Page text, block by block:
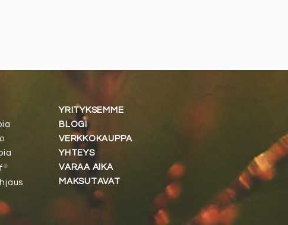
®
YRITYKSEMME
BLOGI
VERKKOKAUPPA
YHTEYS
VARAA AIKA
MAKSUTAVAT